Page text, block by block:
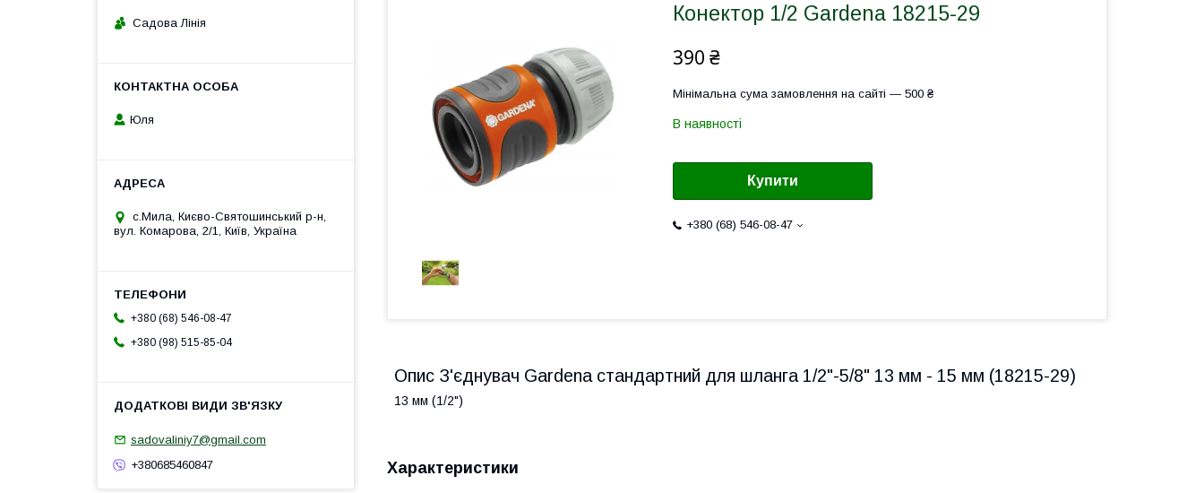
Конектор 1/2 Gardena 18215-29
390 ₴
Мінімальна сума замовлення на сайті — 500 ₴
В наявності
Купити
+380 (68) 546-08-47
Опис З'єднувач Gardena стандартний для шланга 1/2"-5/8" 13 мм - 15 мм (18215-29)
13 мм (1/2")
Характеристики
Садова Лінія
Юля
с.Мила, Києво-Святошинський р-н,
вул. Комарова, 2/1, Київ, Україна
+380 (68) 546-08-47
+380 (98) 515-85-04
sadovaliniy7@gmail.com
+380685460847